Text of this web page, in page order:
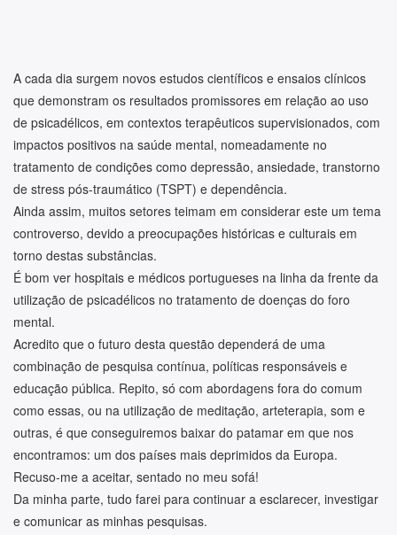
A cada dia surgem novos estudos científicos e ensaios clínicos
que demonstram os resultados promissores em relação ao uso
de psicadélicos, em contextos terapêuticos supervisionados, com
impactos positivos na saúde mental, nomeadamente no
tratamento de condições como depressão, ansiedade, transtorno
de stress pós-traumático (TSPT) e dependência.
Ainda assim, muitos setores teimam em considerar este um tema
controverso, devido a preocupações históricas e culturais em
torno destas substâncias.
É bom ver hospitais e médicos portugueses na linha da frente da
utilização de psicadélicos no tratamento de doenças do foro
mental.
Acredito que o futuro desta questão dependerá de uma
combinação de pesquisa contínua, políticas responsáveis e
educação pública. Repito, só com abordagens fora do comum
como essas, ou na utilização de meditação, arteterapia, som e
outras, é que conseguiremos baixar do patamar em que nos
encontramos: um dos países mais deprimidos da Europa.
Recuso-me a aceitar, sentado no meu sofá!
Da minha parte, tudo farei para continuar a esclarecer, investigar
e comunicar as minhas pesquisas.